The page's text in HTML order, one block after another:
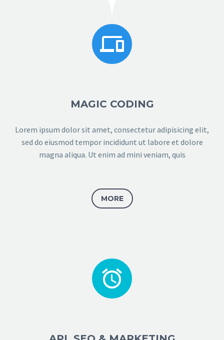


MAGIC CODING
Lorem ipsum dolor sit amet, consectetur adipisicing elit,
sed do eiusmod tempor incididunt ut labore et dolore
magna aliqua. Ut enim ad mini veniam, quis
MORE

